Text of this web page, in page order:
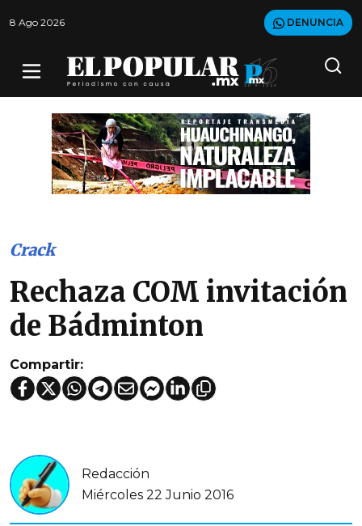
8 Ago 2026 DENUNCIA
Crack
Rechaza COM invitación
de Bádminton
Compartir:
Redacción
Miércoles 22 Junio 2016